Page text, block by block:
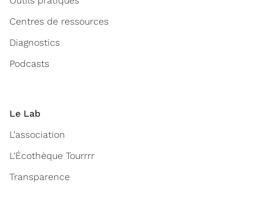
Centres de ressources
Diagnostics
Podcasts
Le Lab
L'association
L'Écothèque Tourrrr
Transparence